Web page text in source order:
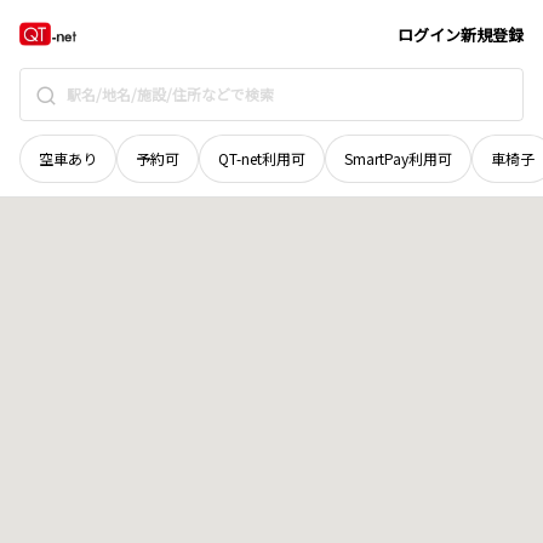
ログイン新規登録
空車あり 予約可 QT-net利用可 SmartPay利用可 車椅子
新潟県